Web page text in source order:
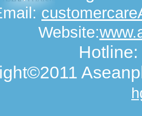
Website: